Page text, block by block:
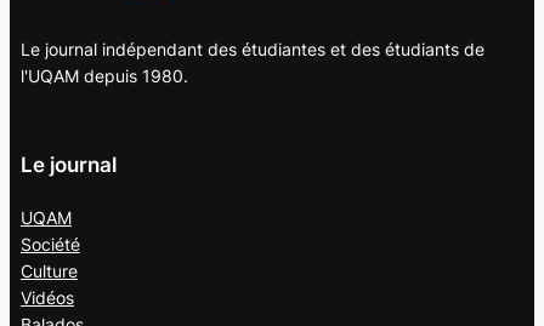
Le journal indépendant des étudiantes et des étudiants de
l'UQAM depuis 1980.
Le journal
UQAM
Société
Culture
Vidéos